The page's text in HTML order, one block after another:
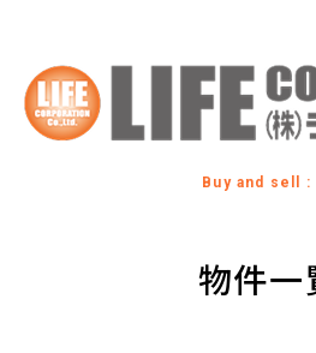
Buy and sell :
物件一